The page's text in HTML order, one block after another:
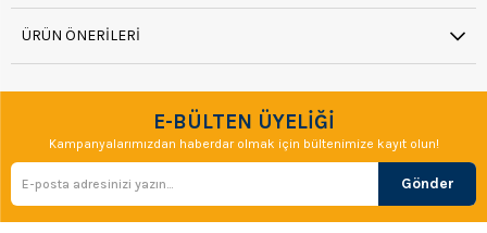
ÜRÜN ÖNERILERI
E-BÜLTEN ÜYELİĞİ
Kampanyalarımızdan haberdar olmak için bültenimize kayıt olun!
Gönder